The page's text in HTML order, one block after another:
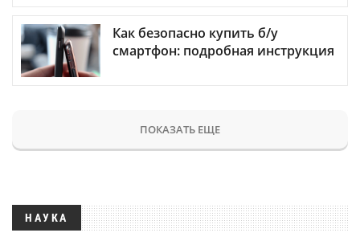
Как безопасно купить б/у
смартфон: подробная инструкция
ПОКАЗАТЬ ЕЩЕ
НАУКА